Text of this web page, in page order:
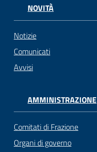
NOVITÀ
Notizie
Comunicati
Avvisi
AMMINISTRAZIONE
Comitati di Frazione
Organi di governo